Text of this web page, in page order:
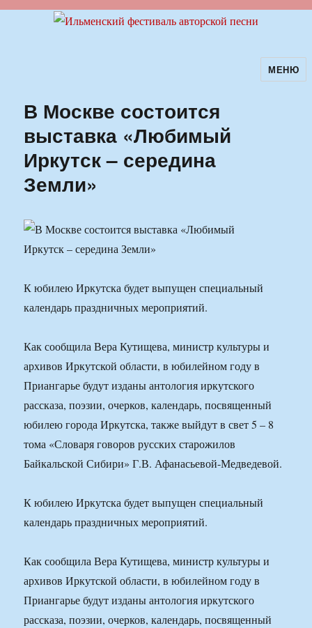
Ильменский фестиваль авторскойМЕНЮ
В Москве состоится
выставка «Любимый
Иркутск – середина
Земли»
К юбилею Иркутска будет выпущен специальный
календарь праздничных мероприятий.
Как сообщила Вера Кутищева, министр культуры и
архивов Иркутской области, в юбилейном году в
Приангарье будут изданы антология иркутского
рассказа, поэзии, очерков, календарь, посвященный
юбилею города Иркутска, также выйдут в свет 5 – 8
тома «Словаря говоров русских старожилов
Байкальской Сибири» Г.В. Афанасьевой-Медведевой.
К юбилею Иркутска будет выпущен специальный
календарь праздничных мероприятий.
Как сообщила Вера Кутищева, министр культуры и
архивов Иркутской области, в юбилейном году в
Приангарье будут изданы антология иркутского
рассказа, поэзии, очерков, календарь, посвященный